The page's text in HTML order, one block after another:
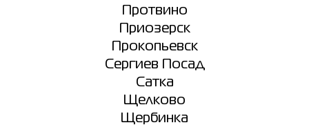
Протвино
Приозерск
Прокопьевск
Сергиев Посад
Сатка
Щелково
Щербинка